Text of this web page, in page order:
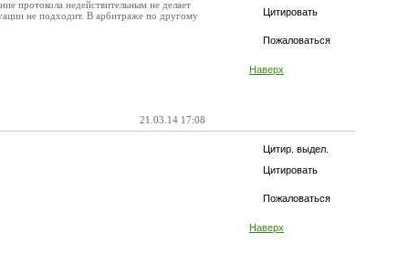
Цитировать
Пожаловаться
Наверх
протокола недействительным не делает
не подходит. В арбитраже по другому
21.03.14 17:08
Цитир. выдел.
Цитировать
Пожаловаться
Наверх